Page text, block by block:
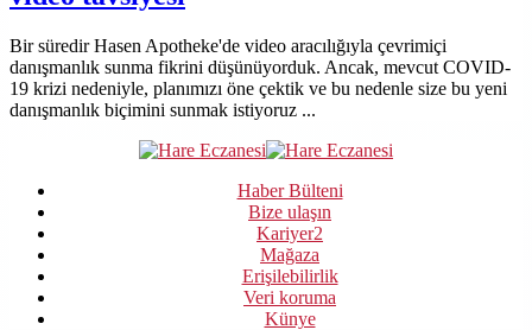
Bir süredir Hasen Apotheke'de video aracılığıyla çevrimiçi
danışmanlık sunma fikrini düşünüyorduk. Ancak, mevcut COVID-
19 krizi nedeniyle, planımızı öne çektik ve bu nedenle size bu yeni
danışmanlık biçimini sunmak istiyoruz ...
Haber Bülteni
Bize ulaşın
Kariyer2
Mağaza
Erişilebilirlik
Veri koruma
Künye